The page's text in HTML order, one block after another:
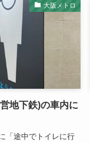
大阪メトロ
地下鉄)の車内に
「途中でトイレに行